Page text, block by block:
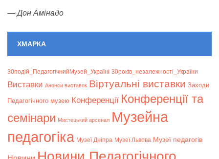
—Дон Амінадо
ХМАРКА
30подій_ПедагогічнийМузей_Україні 30років_незалежності_України
Bиставки Анонси виставок Віртуальні виставки Заходи
Педагогічного музею Конференції Конференції та
семінари Мистецький арсенал Музейна
педагогіка Музеї Дніпра Музеї Львова Музеї педагогів